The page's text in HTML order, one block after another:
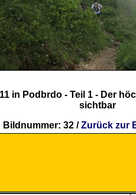
in Podbrdo - Teil 1 - Der
sichtbar
Bildnummer: 32 /Zurück zur